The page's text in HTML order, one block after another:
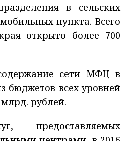
в сельских
пункта. Всего
открыто более 700
сети МФЦ в
бюджетов всех уровней
рублей.
предоставляемых